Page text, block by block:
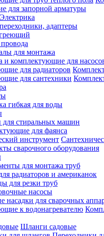
для запорной арматуры
Электрика
адаптеры
для монтажа
гибкая для воды
стиральных машин
для фаянса
сварочного оборудования
для монтажа труб
радиаторов и американок
для резки труб
насосы
насадки для сварочных
Шланги садовые